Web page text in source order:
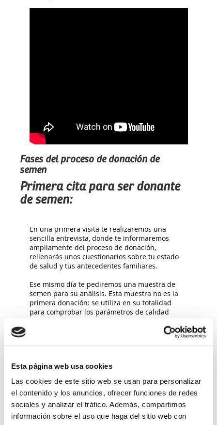
Esta página web usa cookies
Las cookies de este sitio web se usan para personalizar
el contenido y los anuncios, ofrecer funciones de redes
sociales y analizar el tráfico. Además, compartimos
información sobre el uso que haga del sitio web con
Fases del proceso de donación de
semen
Primera cita para ser donante
de semen:
En una primera visita te realizaremos una
sencilla entrevista, donde te informaremos
ampliamente del proceso de donación,
rellenarás unos cuestionarios sobre tu estado
de salud y tus antecedentes familiares.
Ese mismo día te pediremos una muestra de
semen para su análisis. Esta muestra no es la
primera donación: se utiliza en su totalidad
para comprobar los parámetros de calidad
seminal (el recuento de espermatozoides, su
Segunda cita para validar al
donante de semen:
Si todo cumple con los requisitos exigidos te
llamaremos para pedirte una segunda muestra.
Esta segunda muestra se utiliza para
comprobar si resiste correctamente el proceso